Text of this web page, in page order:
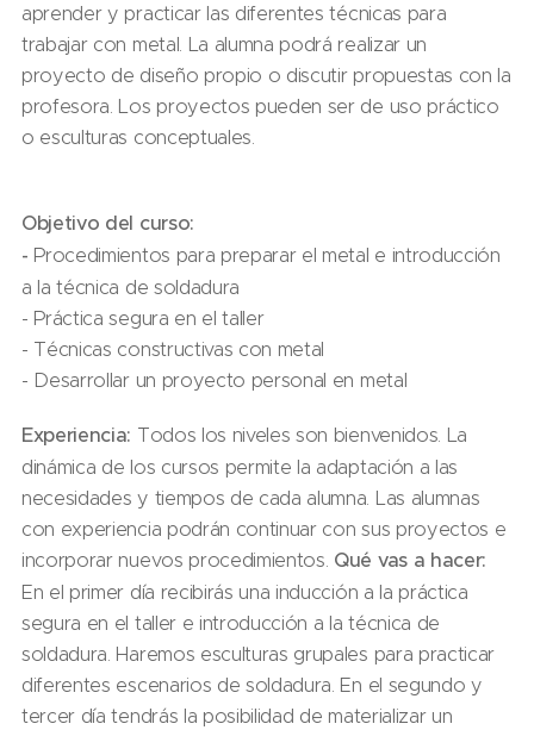
aprender y practicar las diferentes técnicas para
trabajar con metal. La alumna podrá realizar un
proyecto de diseño propio o discutir propuestas con la
profesora. Los proyectos pueden ser de uso práctico
o esculturas conceptuales.
Objetivo del curso:
- Procedimientos para preparar el metal e introducción
a la técnica de soldadura
- Práctica segura en el taller
- Técnicas constructivas con metal
- Desarrollar un proyecto personal en metal
Experiencia: Todos los niveles son bienvenidos. La
dinámica de los cursos permite la adaptación a las
necesidades y tiempos de cada alumna. Las alumnas
con experiencia podrán continuar con sus proyectos e
incorporar nuevos procedimientos. Qué vas a hacer:
En el primer día recibirás una inducción a la práctica
segura en el taller e introducción a la técnica de
soldadura. Haremos esculturas grupales para practicar
diferentes escenarios de soldadura. En el segundo y
tercer día tendrás la posibilidad de materializar un